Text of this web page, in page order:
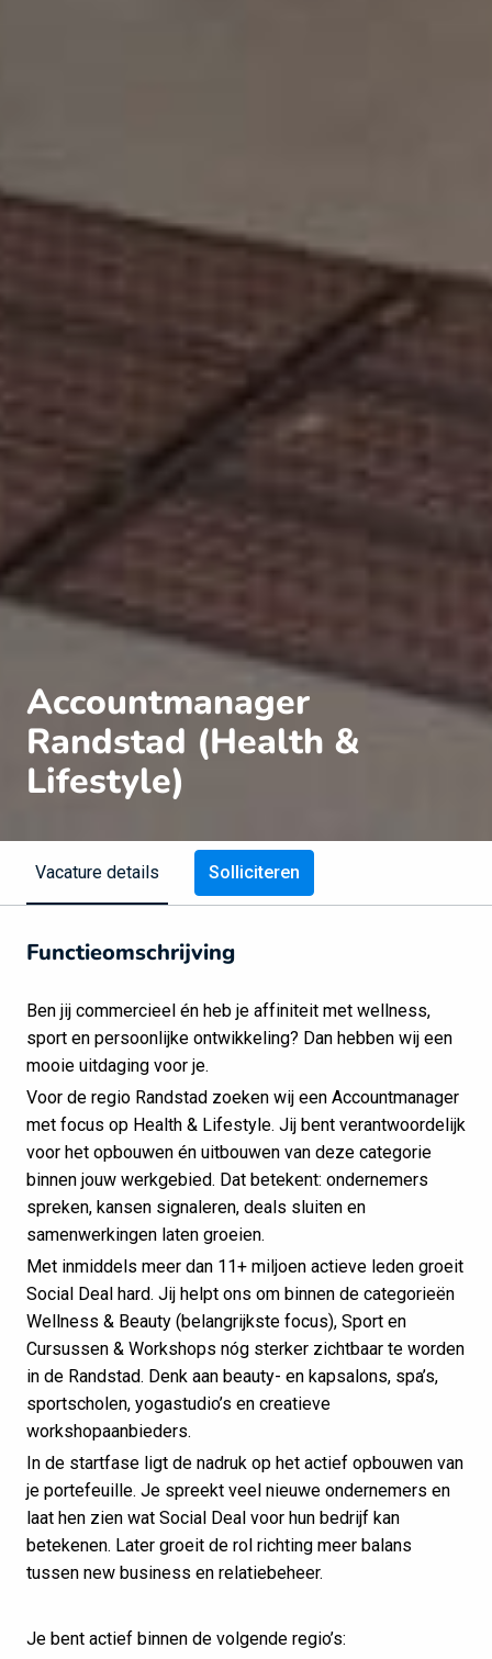
Accountmanager
Randstad (Health &
Lifestyle)
Vacature details Solliciteren
Functieomschrijving
Ben jij commercieel én heb je affiniteit met wellness,
sport en persoonlijke ontwikkeling? Dan hebben wij een
mooie uitdaging voor je.
Voor de regio Randstad zoeken wij een Accountmanager
met focus op Health & Lifestyle. Jij bent verantwoordelijk
voor het opbouwen én uitbouwen van deze categorie
binnen jouw werkgebied. Dat betekent: ondernemers
spreken, kansen signaleren, deals sluiten en
samenwerkingen laten groeien.
Met inmiddels meer dan 11+ miljoen actieve leden groeit
Social Deal hard. Jij helpt ons om binnen de categorieën
Wellness & Beauty (belangrijkste focus), Sport en
Cursussen & Workshops nóg sterker zichtbaar te worden
in de Randstad. Denk aan beauty- en kapsalons, spa’s,
sportscholen, yogastudio’s en creatieve
workshopaanbieders.
In de startfase ligt de nadruk op het actief opbouwen van
je portefeuille. Je spreekt veel nieuwe ondernemers en
laat hen zien wat Social Deal voor hun bedrijf kan
betekenen. Later groeit de rol richting meer balans
tussen new business en relatiebeheer.
Je bent actief binnen de volgende regio’s: